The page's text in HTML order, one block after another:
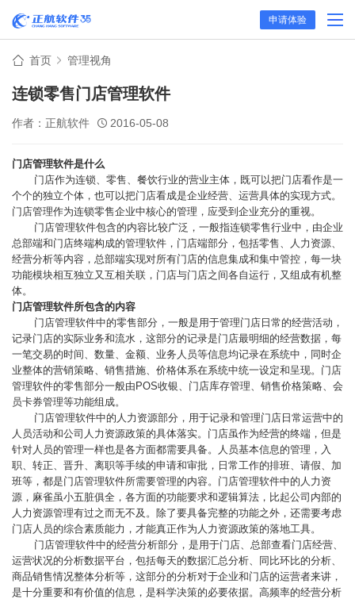
申请体验
首页 管理视角
连锁零售门店管理软件
作者：正航软件 2016-05-08
门店管理软件是什么
门店作为连锁、零售、餐饮行业的营业主体，既可以把门店看作是一
个个的独立个体，也可以把门店看成是企业经营、运营具体的实现方式。
门店管理作为连锁零售企业中核心的管理，应受到企业充分的重视。
门店管理软件包含的内容比较广泛，一般指连锁零售行业中，由企业
总部端和门店终端构成的管理软件，门店端部分，包括零售、人力资源、
经营分析等内容，总部端实现对所有门店的信息集成和集中管控，每一块
功能模块相互独立又互相关联，门店与门店之间各自运行，又组成有机整
体。
门店管理软件所包含的内容
门店管理软件中的零售部分，一般是用于管理门店日常的经营活动，
记录门店的实际业务和流水，这部分的记录是门店最明细的经营数据，每
一笔交易的时间、数量、金额、业务人员等信息均记录在系统中，同时企
业整体的营销策略、销售措施、价格体系在系统中统一设定和呈现。门店
管理软件的零售部分一般由POS收银、门店库存管理、销售价格策略、会
员卡券管理等功能组成。
门店管理软件中的人力资源部分，用于记录和管理门店日常运营中的
人员活动和公司人力资源政策的具体落实。门店虽作为经营的终端，但是
针对人员的管理一样也是各方面都需要具备。人员基本信息的管理，入
职、转正、晋升、离职等手续的申请和审批，日常工作的排班、请假、加
班等，都是门店管理软件所需要管理的内容。门店管理软件中的人力资
源，麻雀虽小五脏俱全，各方面的功能要求和逻辑算法，比起公司内部的
人力资源管理有过之而无不及。除了要具备完整的功能之外，还需要考虑
门店人员的综合素质能力，才能真正作为人力资源政策的落地工具。
门店管理软件中的经营分析部分，是用于门店、总部查看门店经营、
运营状况的分析数据平台，包括每天的数据汇总分析、同比环比的分析、
商品销售情况整体分析等，这部分的分析对于企业和门店的运营者来讲，
是十分重要和有价值的信息，是科学决策的必要依据。高频率的经营分析